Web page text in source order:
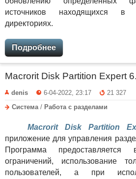
источников находящихся в
директориях.
Подробнее
Macrorit Disk Partition Expert
denis 6-04-2022, 23:17
21 327
Система/ Работа с разделами
Macrorit Disk Partition
приложение для управления
Программа
ограничений, использование
пользователей, а при